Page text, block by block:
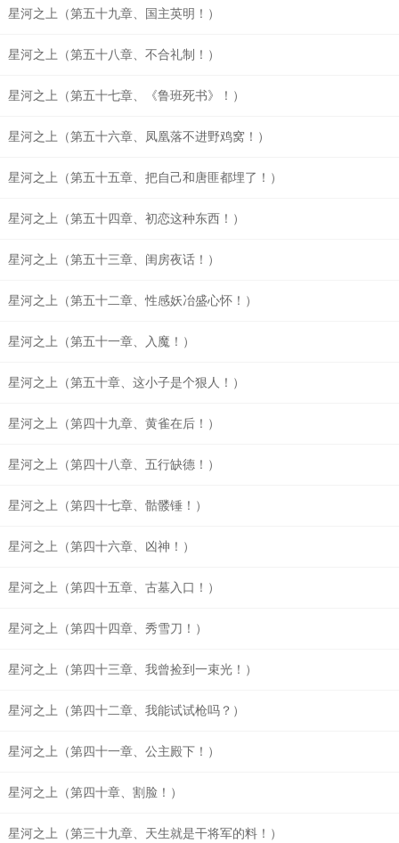
星河之上（第五十九章、国主英明！）
星河之上（第五十八章、不合礼制！）
星河之上（第五十七章、《鲁班死书》！）
星河之上（第五十六章、凤凰落不进野鸡窝！）
星河之上（第五十五章、把自己和唐匪都埋了！）
星河之上（第五十四章、初恋这种东西！）
星河之上（第五十三章、闺房夜话！）
星河之上（第五十二章、性感妖冶盛心怀！）
星河之上（第五十一章、入魔！）
星河之上（第五十章、这小子是个狠人！）
星河之上（第四十九章、黄雀在后！）
星河之上（第四十八章、五行缺德！）
星河之上（第四十七章、骷髅锤！）
星河之上（第四十六章、凶神！）
星河之上（第四十五章、古墓入口！）
星河之上（第四十四章、秀雪刀！）
星河之上（第四十三章、我曾捡到一束光！）
星河之上（第四十二章、我能试试枪吗？）
星河之上（第四十一章、公主殿下！）
星河之上（第四十章、割脸！）
星河之上（第三十九章、天生就是干将军的料！）